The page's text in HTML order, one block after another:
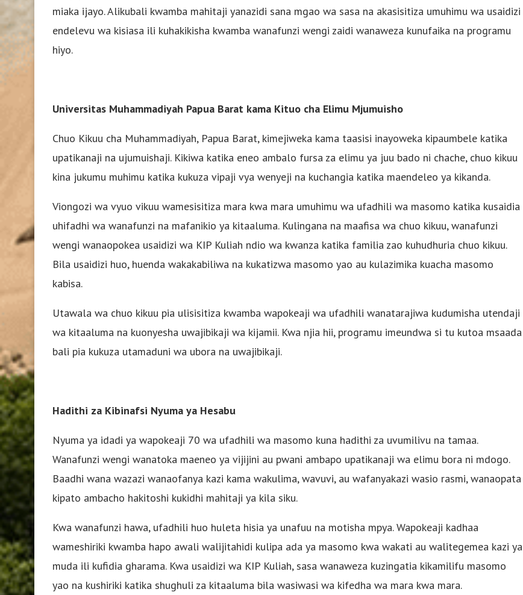
miaka ijayo. Alikubali kwamba mahitaji yanazidi sana mgao wa sasa na akasisitiza umuhimu wa usaidizi
endelevu wa kisiasa ili kuhakikisha kwamba wanafunzi wengi zaidi wanaweza kunufaika na programu
hiyo.
Universitas Muhammadiyah Papua Barat kama Kituo cha Elimu Mjumuisho
Chuo Kikuu cha Muhammadiyah, Papua Barat, kimejiweka kama taasisi inayoweka kipaumbele katika
upatikanaji na ujumuishaji. Kikiwa katika eneo ambalo fursa za elimu ya juu bado ni chache, chuo kikuu
kina jukumu muhimu katika kukuza vipaji vya wenyeji na kuchangia katika maendeleo ya kikanda.
Viongozi wa vyuo vikuu wamesisitiza mara kwa mara umuhimu wa ufadhili wa masomo katika kusaidia
uhifadhi wa wanafunzi na mafanikio ya kitaaluma. Kulingana na maafisa wa chuo kikuu, wanafunzi
wengi wanaopokea usaidizi wa KIP Kuliah ndio wa kwanza katika familia zao kuhudhuria chuo kikuu.
Bila usaidizi huo, huenda wakakabiliwa na kukatizwa masomo yao au kulazimika kuacha masomo
kabisa.
Utawala wa chuo kikuu pia ulisisitiza kwamba wapokeaji wa ufadhili wanatarajiwa kudumisha utendaji
wa kitaaluma na kuonyesha uwajibikaji wa kijamii. Kwa njia hii, programu imeundwa si tu kutoa msaada
bali pia kukuza utamaduni wa ubora na uwajibikaji.
Hadithi za Kibinafsi Nyuma ya Hesabu
Nyuma ya idadi ya wapokeaji 70 wa ufadhili wa masomo kuna hadithi za uvumilivu na tamaa.
Wanafunzi wengi wanatoka maeneo ya vijijini au pwani ambapo upatikanaji wa elimu bora ni mdogo.
Baadhi wana wazazi wanaofanya kazi kama wakulima, wavuvi, au wafanyakazi wasio rasmi, wanaopata
kipato ambacho hakitoshi kukidhi mahitaji ya kila siku.
Kwa wanafunzi hawa, ufadhili huo huleta hisia ya unafuu na motisha mpya. Wapokeaji kadhaa
wameshiriki kwamba hapo awali walijitahidi kulipa ada ya masomo kwa wakati au walitegemea kazi ya
muda ili kufidia gharama. Kwa usaidizi wa KIP Kuliah, sasa wanaweza kuzingatia kikamilifu masomo
yao na kushiriki katika shughuli za kitaaluma bila wasiwasi wa kifedha wa mara kwa mara.